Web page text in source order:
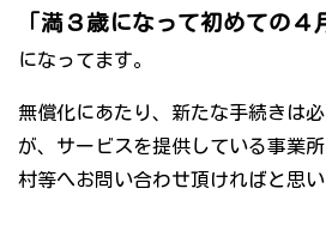
「満３歳になって初めての４
になってます。
無償化にあたり、新たな手続きは
が、サービスを提供している事業
村等へお問い合わせ頂ければと思い